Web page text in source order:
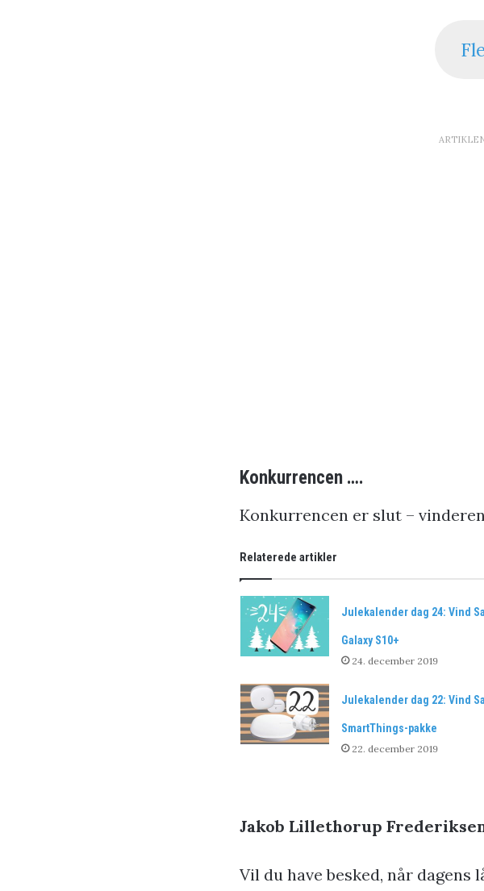
Konkurrencen ….
Konkurrencen er slut –
Relaterede artikler
Julekalender dag 24: Vind
Galaxy S10+
24. december 2019
Julekalender dag 22: Vind
SmartThings-pakke
22. december 2019
Jakob Lillethorup
Vil du have besked, når dagens